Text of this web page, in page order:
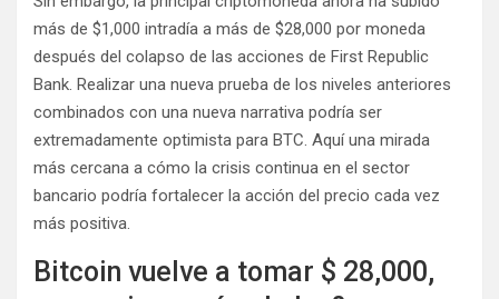
más de $1,000 intradía a más de $28,000 por moneda
después del colapso de las acciones de First Republic
Bank. Realizar una nueva prueba de los niveles anteriores
combinados con una nueva narrativa podría ser
extremadamente optimista para BTC. Aquí una mirada
más cercana a cómo la crisis continua en el sector
bancario podría fortalecer la acción del precio cada vez
más positiva.
Bitcoin vuelve a tomar $ 28,000,